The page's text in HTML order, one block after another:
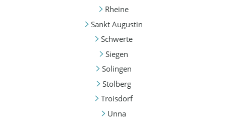
Rheine
Sankt Augustin
Schwerte
Siegen
Solingen
Stolberg
Troisdorf
Unna